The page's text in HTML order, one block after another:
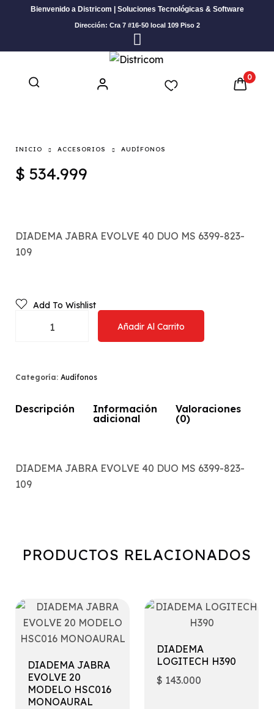
Bienvenido a Districom | Soluciones Tecnológicas & Software
Dirección: Cra 7 #16-50 local 109 Piso 2
0
INICIO ACCESORIOS AUDÍFONOS
$ 534.999
DIADEMA JABRA EVOLVE 40 DUO MS 6399-823-
109
Añadir Al Carrito
Add To Wishlist
Categoría: Audífonos
Descripción
Información
adicional
Valoraciones
(0)
DIADEMA JABRA EVOLVE 40 DUO MS 6399-823-
109
PRODUCTOS RELACIONADOS
DIADEMA JABRA
EVOLVE 20
MODELO HSC016
MONOAURAL
DIADEMA
LOGITECH H390
$ 143.000